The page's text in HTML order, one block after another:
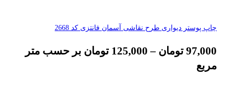
چاپ پوستر دیواری طرح نقاشی آسمان فانتزی کد 2668
97,000 تومان –
125,000 تومان بر حسب متر
مربع